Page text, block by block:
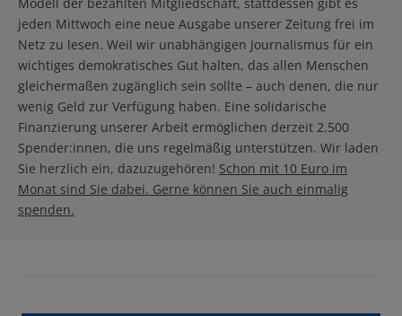
Modell der bezahlten Mitgliedschaft, stattdessen gibt es
jeden Mittwoch eine neue Ausgabe unserer Zeitung frei im
Netz zu lesen. Weil wir unabhängigen Journalismus für ein
wichtiges demokratisches Gut halten, das allen Menschen
gleichermaßen zugänglich sein sollte – auch denen, die nur
wenig Geld zur Verfügung haben. Eine solidarische
Finanzierung unserer Arbeit ermöglichen derzeit 2.500
Spender:innen, die uns regelmäßig unterstützen. Wir laden
Sie herzlich ein, dazuzugehören! Schon mit 10 Euro im
Monat sind Sie dabei. Gerne können Sie auch einmalig
spenden.